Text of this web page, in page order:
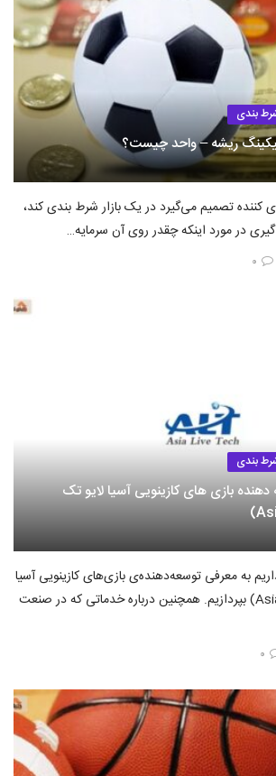
بندی
ریشه – واحد چیست؟
تصمیم می‌گیرد در یک بازار شرط بندی کند،
در مورد اینکه چقدر روی آن سرمایه…
۰
بندی
دهنده بازی های کازینویی آسیا لایو تک
به معرفی توسعه‌دهنده‌ی بازی‌های کازینویی آسیا
لایو تک (Asia Live Tech) بپردازیم. همچنین درباره خدماتی که در صنعت
۰